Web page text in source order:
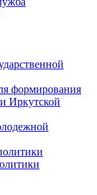
формирования
Иркутской